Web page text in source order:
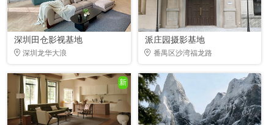
深圳田仓影视基地
深圳龙华大浪
派庄园摄影基地
番禺区沙湾福龙路
新